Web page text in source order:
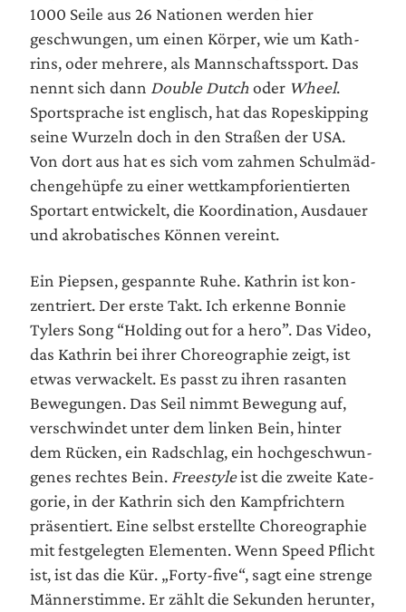
1000 Sei­le aus 26 Natio­nen wer­den hier
geschwun­gen, um einen Kör­per, wie um Kath­
rins, oder meh­re­re, als Mann­schafts­sport. Das
nennt sich dann Dou­ble Dutchoder Wheel.
Sport­spra­che ist eng­lisch, hat das Ropeskip­ping
sei­ne Wur­zeln doch in den Stra­ßen der USA.
Von dort aus hat es sich vom zah­men Schul­mäd­
chen­ge­hüp­fe zu einer wett­kampf­ori­en­tier­ten
Sport­art ent­wi­ckelt, die Koor­di­na­ti­on, Aus­dau­er
und akro­ba­ti­sches Kön­nen vereint.
Ein Piep­sen, gespann­te Ruhe. Kath­rin ist kon­
zen­triert. Der ers­te Takt. Ich erken­ne Bon­nie
Tylers Song “Hol­ding out for a hero”. Das Video,
das Kath­rin bei ihrer Cho­reo­gra­phie zeigt, ist
etwas ver­wa­ckelt. Es passt zu ihren rasan­ten
Bewe­gun­gen. Das Seil nimmt Bewe­gung auf,
ver­schwin­det unter dem lin­ken Bein, hin­ter
dem Rücken, ein Rad­schlag, ein hoch­ge­schwun­
ge­nes rech­tes Bein. Free­styleist die zwei­te Kate­
go­rie, in der Kath­rin sich den Kampf­rich­tern
prä­sen­tiert. Eine selbst erstell­te Cho­reo­gra­phie
mit fest­ge­leg­ten Ele­men­ten. Wenn Speed Pflicht
ist, ist das die Kür. „For­ty-five“, sagt eine stren­ge
Män­ner­stim­me. Er zählt die Sekun­den her­un­ter,